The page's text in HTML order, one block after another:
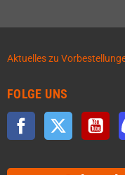
Aktuelles zu
FOLGE UNS
Facebook Twitter